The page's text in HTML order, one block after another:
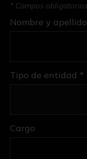
* Campos obligatorios
Tipo de entidad *
Nombre y
Cargo